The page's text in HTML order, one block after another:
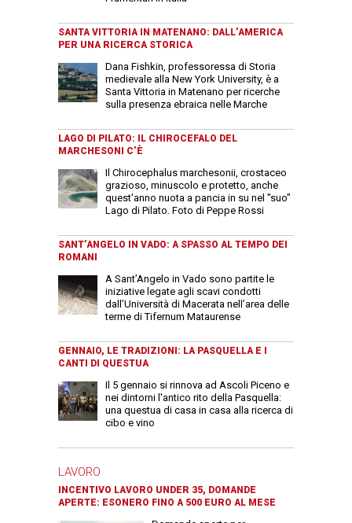
SANTA VITTORIA IN MATENANO: DALL’AMERICA
PER UNA RICERCA STORICA
Dana Fishkin, professoressa di Storia
medievale alla New York University, è a
Santa Vittoria in Matenano per ricerche
sulla presenza ebraica nelle Marche
LAGO DI PILATO: IL CHIROCEFALO DEL
MARCHESONI C’È
Il Chirocephalus marchesonii, crostaceo
grazioso, minuscolo e protetto, anche
quest'anno nuota a pancia in su nel "suo"
Lago di Pilato. Foto di Peppe Rossi
SANT’ANGELO IN VADO: A SPASSO AL TEMPO DEI
ROMANI
A Sant’Angelo in Vado sono partite le
iniziative legate agli scavi condotti
dall’Università di Macerata nell’area delle
terme di Tifernum Mataurense
GENNAIO, LE TRADIZIONI: LA PASQUELLA E I
CANTI DI QUESTUA
Il 5 gennaio si rinnova ad Ascoli Piceno e
nei dintorni l'antico rito della Pasquella:
una questua di casa in casa alla ricerca di
cibo e vino
LAVORO
INCENTIVO LAVORO UNDER 35, DOMANDE
APERTE: ESONERO FINO A 500 EURO AL MESE